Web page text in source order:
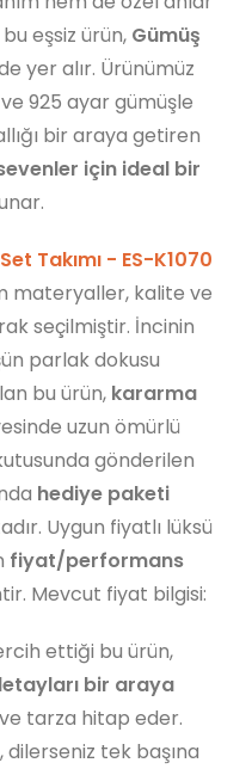
eşsiz ürün, Gümüş
yer alır. Ürünümüz
925 ayar gümüşle
bir araya getiren
için ideal bir
Takımı - ES-K1070
materyaller, kalite ve
seçilmiştir. İncinin
parlak dokusu
bu ürün, kararma
uzun ömürlü
gönderilen
hediye paketi
Uygun fiyatlı lüksü
fiyat/performans
Mevcut fiyat bilgisi:
ettiği bu ürün,
bir araya
tarza hitap eder.
tek başına